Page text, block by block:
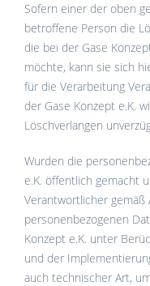
Sofern einer der oben
betroffene Person die
die bei der Gase
möchte, kann sie sich
für die Verarbeitung
der Gase Konzept e.K.
Löschverlangen
Wurden die
e.K. öffentlich gemacht
Verantwortlicher gemäß
personenbezogenen
Konzept e.K. unter
und der
auch technischer Art,